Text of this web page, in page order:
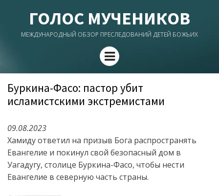
ГОЛОС МУЧЕНИКОВ
МЕЖДУНАРОДНЫЙ ОБЗОР ПРЕСЛЕДОВАНИЙ ДЕТЕЙ БОЖЬИХ
Menu
Буркина-Фасо: пастор убит
исламистскими экстремистами
09.08.2023
Хамиду ответил на призыв Бога распространять
Евангелие и покинул свой безопасный дом в
Уагадугу, столице Буркина-Фасо, чтобы нести
Евангелие в северную часть страны.